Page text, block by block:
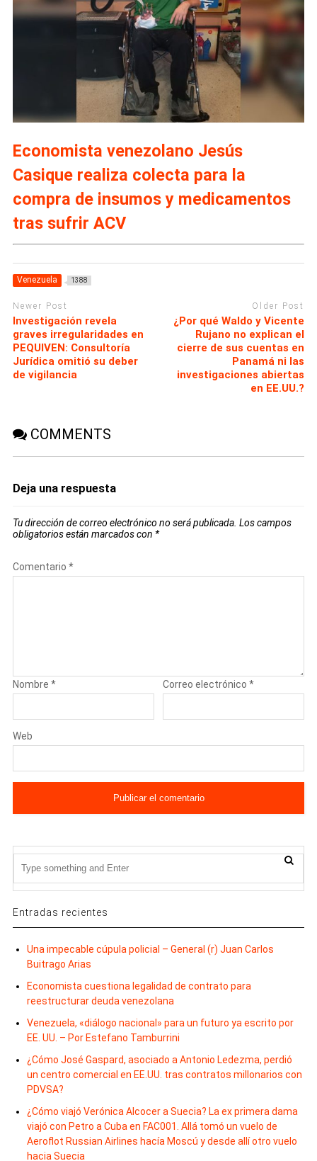
Economista venezolano Jesús
Casique realiza colecta para la
compra de insumos y medicamentos
tras sufrir ACV
Venezuela 1388
Newer Post
Investigación revela
graves irregularidades en
PEQUIVEN: Consultoría
Jurídica omitió su deber
de vigilancia
Older Post
¿Por qué Waldo y Vicente
Rujano no explican el
cierre de sus cuentas en
Panamá ni las
investigaciones abiertas
en EE.UU.?
COMMENTS
Deja una respuesta
Tu dirección de correo electrónico no será publicada. Los campos
obligatorios están marcados con *
Comentario *
Nombre * Correo electrónico*
Web
Entradas recientes
Una impecable cúpula policial – General (r) Juan Carlos
Buitrago Arias
Economista cuestiona legalidad de contrato para
reestructurar deuda venezolana
Venezuela, «diálogo nacional» para un futuro ya escrito por
EE. UU. – Por Estefano Tamburrini
¿Cómo José Gaspard, asociado a Antonio Ledezma, perdió
un centro comercial en EE.UU. tras contratos millonarios con
PDVSA?
¿Cómo viajó Verónica Alcocer a Suecia? La ex primera dama
viajó con Petro a Cuba en FAC001. Allá tomó un vuelo de
Aeroflot Russian Airlines hacía Moscú y desde allí otro vuelo
hacia Suecia